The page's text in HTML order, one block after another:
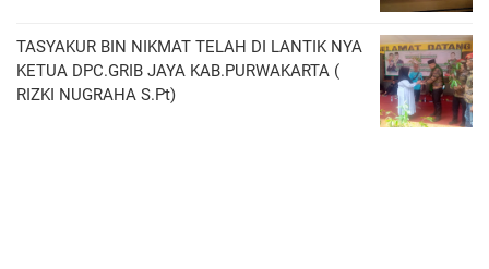
TASYAKUR BIN NIKMAT TELAH DI LANTIK NYA
KETUA DPC.GRIB JAYA KAB.PURWAKARTA (
RIZKI NUGRAHA S.Pt)